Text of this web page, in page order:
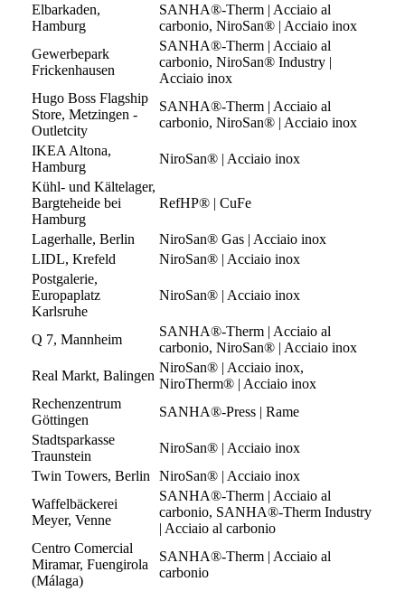
Elbarkaden,
Hamburg
SANHA®-Therm | Acciaio al
carbonio, NiroSan® | Acciaio inox
Gewerbepark
Frickenhausen
SANHA®-Therm | Acciaio al
carbonio, NiroSan® Industry |
Acciaio inox
Hugo Boss Flagship
Store, Metzingen -
Outletcity
SANHA®-Therm | Acciaio al
carbonio, NiroSan® | Acciaio inox
IKEA Altona,
Hamburg
NiroSan® | Acciaio inox
Kühl- und Kältelager,
Bargteheide bei
Hamburg
RefHP® | CuFe
Lagerhalle, Berlin
NiroSan® Gas | Acciaio inox
LIDL, Krefeld
NiroSan® | Acciaio inox
Postgalerie,
Europaplatz
Karlsruhe
NiroSan® | Acciaio inox
Q 7, Mannheim
SANHA®-Therm | Acciaio al
carbonio, NiroSan® | Acciaio inox
Real Markt, Balingen
NiroSan® | Acciaio inox,
NiroTherm® | Acciaio inox
Rechenzentrum
Göttingen
SANHA®-Press | Rame
Stadtsparkasse
Traunstein
NiroSan® | Acciaio inox
Twin Towers, Berlin
NiroSan® | Acciaio inox
Waffelbäckerei
Meyer, Venne
SANHA®-Therm | Acciaio al
carbonio, SANHA®-Therm Industry
| Acciaio al carbonio
Centro Comercial
Miramar, Fuengirola
(Málaga)
SANHA®-Therm | Acciaio al
carbonio